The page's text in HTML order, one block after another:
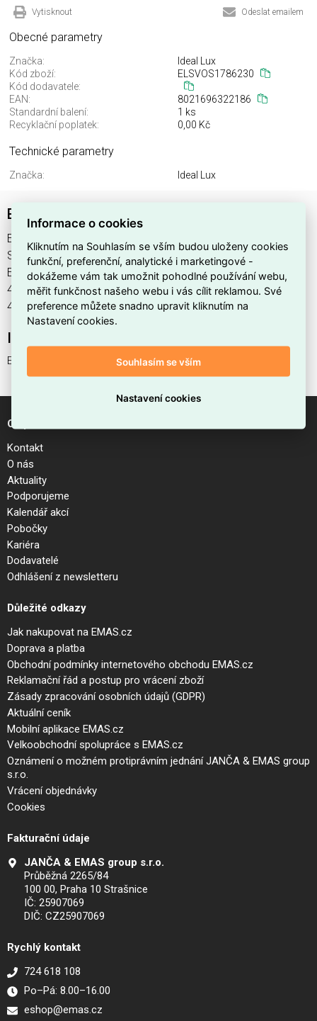
Vytisknout Odeslat emailem
Obecné parametry
Značka:
Ideal Lux
Kód zboží:
ELSVOS1786230
Kód dodavatele:
EAN:
8021696322186
Standardní balení:
1 ks
Recyklační poplatek:
0,00 Kč
Technické parametry
Značka: Ideal Lux
ETERE AP GRIGIO 4000K
ETERE AP GRIGIO 4000K najdete v kategoriích Svítidla,
Svítidla, světelné zdroje a LED osvětlení, výrobce Ideal Lux,
EAN 8021696322186, kód dodavatele . ETERE AP GRIGIO
4000K nabízíme od 1 ks. Kód EMAS ETERE AP GRIGIO
4000K je ELSVOS1786230.
Interní název produktu
ETERE AP GRIGIO 4000K
O společnosti
Kontakt
O nás
Aktuality
Podporujeme
Kalendář akcí
Pobočky
Kariéra
Dodavatelé
Odhlášení z newsletteru
Důležité odkazy
Jak nakupovat na EMAS.cz
Doprava a platba
Obchodní podmínky internetového obchodu EMAS.cz
Reklamační řád a postup pro vrácení zboží
Zásady zpracování osobních údajů (GDPR)
Aktuální ceník
Mobilní aplikace EMAS.cz
Velkoobchodní spolupráce s EMAS.cz
Oznámení o možném protiprávním jednání JANČA & EMAS group
s.r.o.
Vrácení objednávky
Cookies
Fakturační údaje
JANČA & EMAS group s.r.o.
Průběžná 2265/84
100 00, Praha 10 Strašnice
IČ: 25907069
DIČ: CZ25907069
Rychlý kontakt
724 618 108
Po–Pá: 8.00–16.00
eshop@emas.cz
Informace o cookies
Kliknutím na Souhlasím se vším budou uloženy cookies
funkční, preferenční, analytické i marketingové -
dokážeme vám tak umožnit pohodlné používání webu,
měřit funkčnost našeho webu i vás cílit reklamou. Své
preference můžete snadno upravit kliknutím na
Nastavení cookies.
Souhlasím se vším
Nastavení cookies